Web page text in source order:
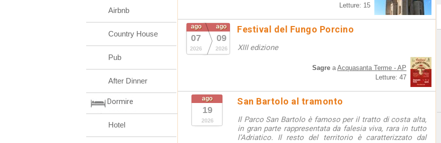
Letture: 15
ago
07
2026
ago
09
2026
Festival del Fungo Porcino
XIII edizione
Sagre aAcquasanta Terme - AP
Letture: 47
ago
19
2026
San Bartolo al tramonto
Il Parco San Bartolo è famoso per il tratto di costa alta,
in gran parte rappresentata da falesia viva, rara in tutto
l’Adriatico. Il resto del territorio è caratterizzato dal
Airbnb
Country House
Pub
After Dinner
Dormire
Hotel